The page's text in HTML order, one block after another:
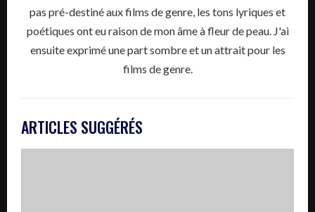
pas pré-destiné aux films de genre, les tons lyriques et
poétiques ont eu raison de mon âme à fleur de peau. J'ai
ensuite exprimé une part sombre et un attrait pour les
films de genre.
ARTICLES SUGGÉRÉS